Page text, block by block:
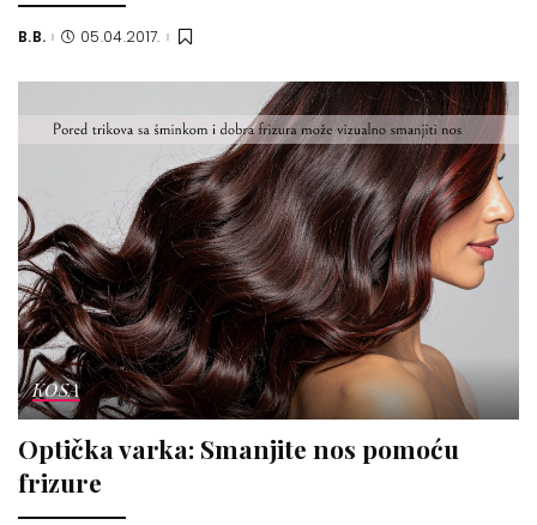
Posted
B.B. 05.04.2017.
KOSA
Optička varka: Smanjite nos pomoću
frizure